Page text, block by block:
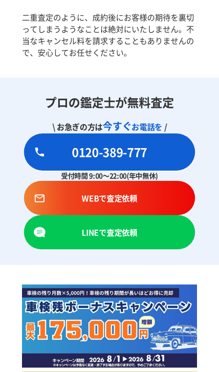
二重査定のように、成約後にお客様の期待を裏切
ってしまうようなことは絶対にいたしません。不
当なキャンセル料を請求することもありませんの
で、安心してお任せください。
プロの鑑定士が無料査定
\ お急ぎの方は今すぐお電話を /
0120-389-777
受付時間 9:00～22:00(年中無休)
WEBで査定依頼
LINEで査定依頼